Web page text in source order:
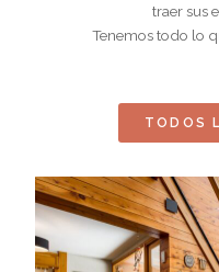
traer sus
Tenemos todo lo
TODOS